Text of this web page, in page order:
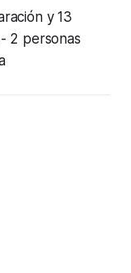
y 13
2 personas